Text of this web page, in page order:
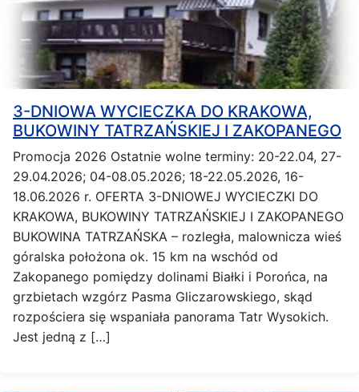
3-DNIOWA WYCIECZKA DO KRAKOWA,
BUKOWINY TATRZAŃSKIEJ I ZAKOPANEGO
Promocja 2026 Ostatnie wolne terminy: 20-22.04, 27-
29.04.2026; 04-08.05.2026; 18-22.05.2026, 16-
18.06.2026 r. OFERTA 3-DNIOWEJ WYCIECZKI DO
KRAKOWA, BUKOWINY TATRZAŃSKIEJ I ZAKOPANEGO
BUKOWINA TATRZAŃSKA – rozległa, malownicza wieś
góralska położona ok. 15 km na wschód od
Zakopanego pomiędzy dolinami Białki i Porońca, na
grzbietach wzgórz Pasma Gliczarowskiego, skąd
rozpościera się wspaniała panorama Tatr Wysokich.
Jest jedną z […]